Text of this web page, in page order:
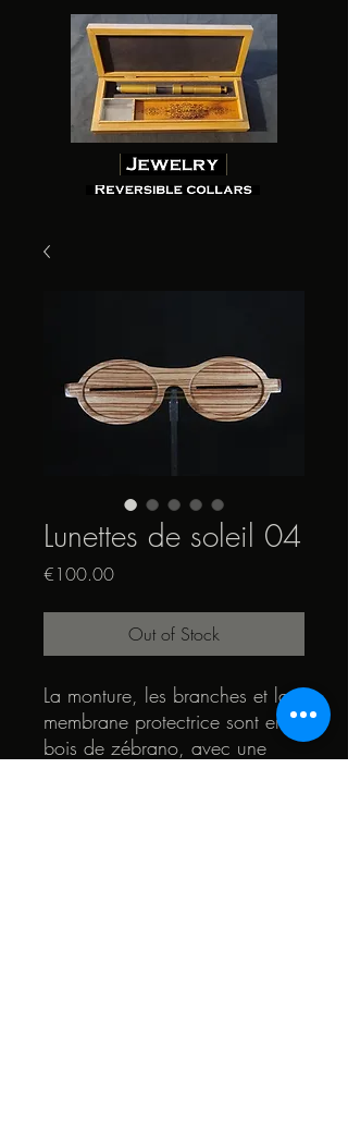
Lunettes de soleil 04
€100.00Price
Out of Stock
La monture, les branches et la
membrane protectrice sont en
bois de zébrano, avec une